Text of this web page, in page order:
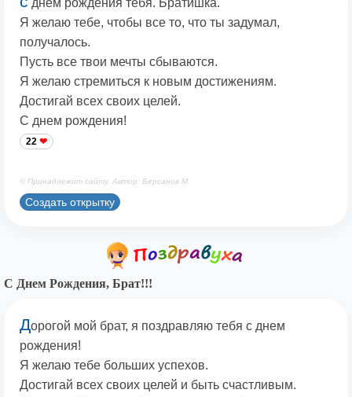
днем рождения тебя. Братишка.
Я желаю тебе, чтобы все то, что ты задумал,
получалось.
Пусть все твои мечты сбываются.
Я желаю стремиться к новым достижениям.
Достигай всех своих целей.
С днем рождения!
22
© Принадлежит сайту. Автор: Берсанов М.
Создать открытку
С Днем Рождения, Брат!!!
Дорогой мой брат, я поздравляю тебя с днем
рождения!
Я желаю тебе больших успехов.
Достигай всех своих целей и быть счастливым.